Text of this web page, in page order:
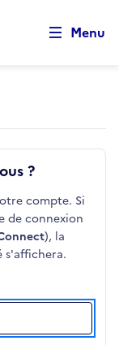
Menu
?
compte. Si
de connexion
), la
s'affichera.